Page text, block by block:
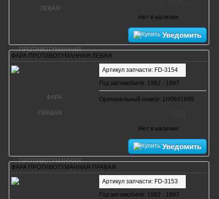
Нет в наличии
Уведомить
ФАРА ПРОТИВОТУМАННАЯ ЛЕВАЯ
Артикул запчасти: FD-3154
Год автомобиля: 1992 - 1997
Оригинальный номер: 1H0941699
Нет в наличии
Уведомить
ФАРА ПРОТИВОТУМАННАЯ ПРАВАЯ
Артикул запчасти: FD-3153
Год автомобиля: 1992 - 1997